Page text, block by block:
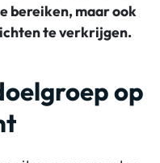
bereiken, maar ook
te verkrijgen.
op